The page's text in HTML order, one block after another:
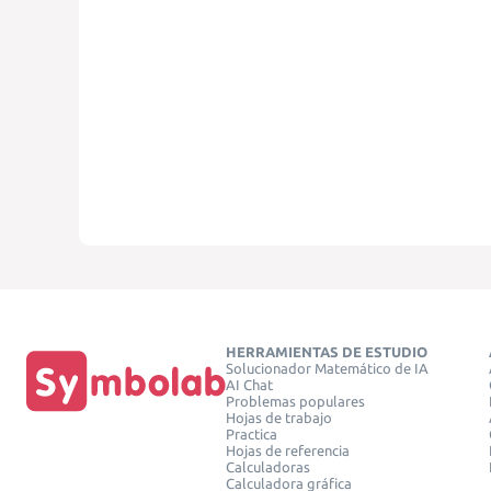
HERRAMIENTAS DE ESTUDIO
Solucionador Matemático de IA
AI Chat
Problemas populares
Hojas de trabajo
Practica
Hojas de referencia
Calculadoras
Calculadora gráfica